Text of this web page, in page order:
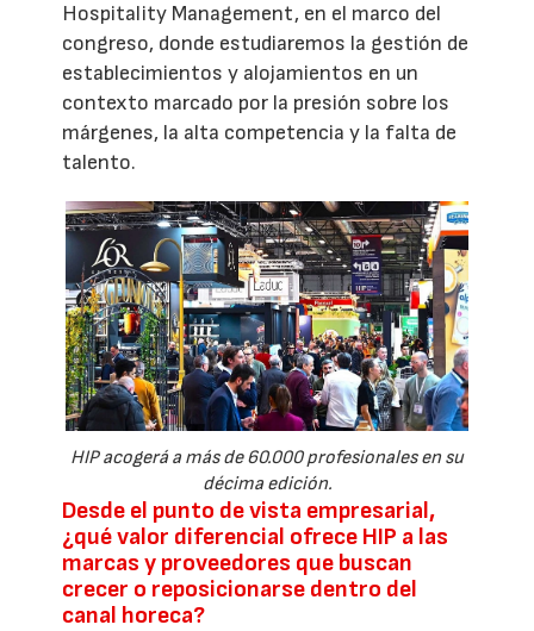
Hospitality Management, en el marco del
congreso, donde estudiaremos la gestión de
establecimientos y alojamientos en un
contexto marcado por la presión sobre los
márgenes, la alta competencia y la falta de
talento.
HIP acogerá a más de 60.000 profesionales en su
décima edición.
Desde el punto de vista empresarial,
¿qué valor diferencial ofrece HIP a las
marcas y proveedores que buscan
crecer o reposicionarse dentro del
canal horeca?